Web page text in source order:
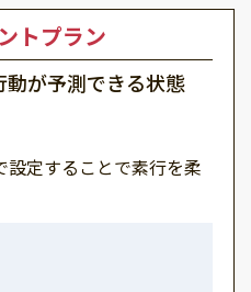
トプラン
動が予測できる状態
定することで素行を柔